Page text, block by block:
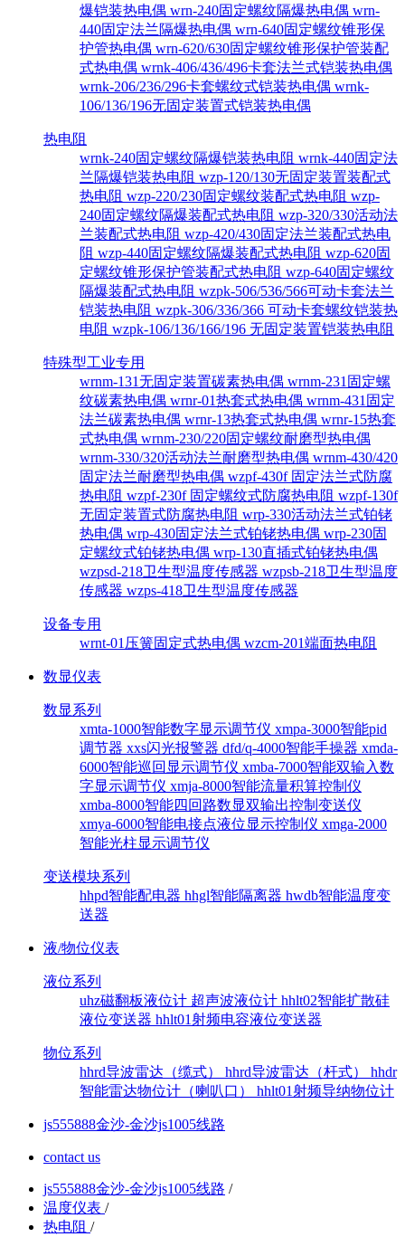
爆铠装热电偶 wrn-240固定螺纹隔爆热电偶 wrn-
440固定法兰隔爆热电偶 wrn-640固定螺纹锥形保
护管热电偶 wrn-620/630固定螺纹锥形保护管装配
式热电偶 wrnk-406/436/496卡套法兰式铠装热电偶
wrnk-206/236/296卡套螺纹式铠装热电偶 wrnk-
106/136/196无固定装置式铠装热电偶
热电阻
wrnk-240固定螺纹隔爆铠装热电阻 wrnk-440固定法
兰隔爆铠装热电阻 wzp-120/130无固定装置装配式
热电阻 wzp-220/230固定螺纹装配式热电阻 wzp-
240固定螺纹隔爆装配式热电阻 wzp-320/330活动法
兰装配式热电阻 wzp-420/430固定法兰装配式热电
阻 wzp-440固定螺纹隔爆装配式热电阻 wzp-620固
定螺纹锥形保护管装配式热电阻 wzp-640固定螺纹
隔爆装配式热电阻 wzpk-506/536/566可动卡套法兰
铠装热电阻 wzpk-306/336/366 可动卡套螺纹铠装热
电阻 wzpk-106/136/166/196 无固定装置铠装热电阻
特殊型工业专用
wrnm-131无固定装置碳素热电偶 wrnm-231固定螺
纹碳素热电偶 wrnr-01热套式热电偶 wrnm-431固定
法兰碳素热电偶 wrnr-13热套式热电偶 wrnr-15热套
式热电偶 wrnm-230/220固定螺纹耐磨型热电偶
wrnm-330/320活动法兰耐磨型热电偶 wrnm-430/420
固定法兰耐磨型热电偶 wzpf-430f 固定法兰式防腐
热电阻 wzpf-230f 固定螺纹式防腐热电阻 wzpf-130f
无固定装置式防腐热电阻 wrp-330活动法兰式铂铑
热电偶 wrp-430固定法兰式铂铑热电偶 wrp-230固
定螺纹式铂铑热电偶 wrp-130直插式铂铑热电偶
wzpsd-218卫生型温度传感器 wzpsb-218卫生型温度
传感器 wzps-418卫生型温度传感器
设备专用
wrnt-01压簧固定式热电偶 wzcm-201端面热电阻
数显仪表
数显系列
xmta-1000智能数字显示调节仪 xmpa-3000智能pid
调节器 xxs闪光报警器 dfd/q-4000智能手操器 xmda-
6000智能巡回显示调节仪 xmba-7000智能双输入数
字显示调节仪 xmja-8000智能流量积算控制仪
xmba-8000智能四回路数显双输出控制变送仪
xmya-6000智能电接点液位显示控制仪 xmga-2000
智能光柱显示调节仪
变送模块系列
hhpd智能配电器 hhgl智能隔离器 hwdb智能温度变
送器
液/物位仪表
液位系列
uhz磁翻板液位计 超声波液位计 hhlt02智能扩散硅
液位变送器 hhlt01射频电容液位变送器
物位系列
hhrd导波雷达（缆式） hhrd导波雷达（杆式） hhdr
智能雷达物位计（喇叭口） hhlt01射频导纳物位计
js555888金沙-金沙js1005线路
contact us
js555888金沙-金沙js1005线路 /
温度仪表 /
热电阻 /